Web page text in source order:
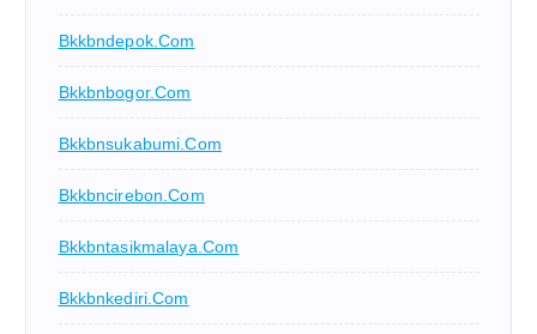
Bkkbndepok.com
Bkkbnbogor.com
Bkkbnsukabumi.com
Bkkbncirebon.com
Bkkbntasikmalaya.com
Bkkbnkediri.com